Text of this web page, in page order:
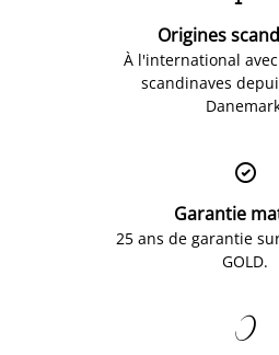
Origines
À l'international
scandinaves

Garantie
25 ans de garantie
GOLD.
